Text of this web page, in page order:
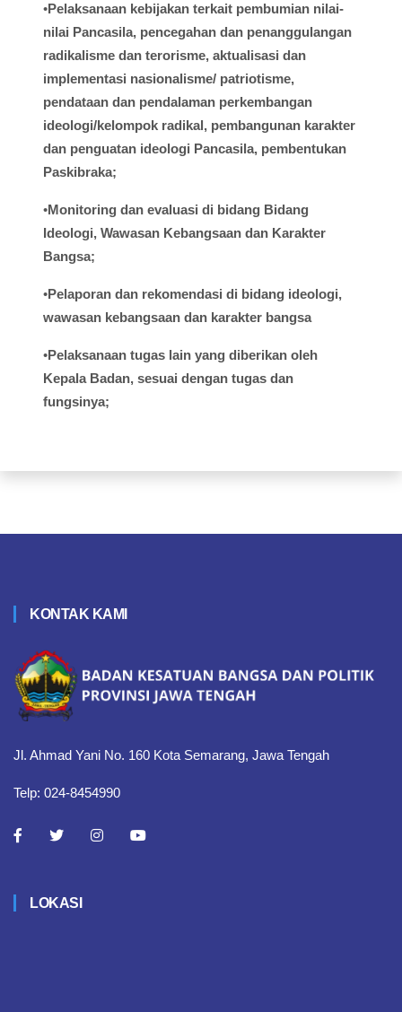
•Pelaksanaan kebijakan terkait pembumian nilai-
nilai Pancasila, pencegahan dan penanggulangan
radikalisme dan terorisme, aktualisasi dan
implementasi nasionalisme/ patriotisme,
pendataan dan pendalaman perkembangan
ideologi/kelompok radikal, pembangunan karakter
dan penguatan ideologi Pancasila, pembentukan
Paskibraka;
•Monitoring dan evaluasi di bidang Bidang
Ideologi, Wawasan Kebangsaan dan Karakter
Bangsa;
•Pelaporan dan rekomendasi di bidang ideologi,
wawasan kebangsaan dan karakter bangsa
•Pelaksanaan tugas lain yang diberikan oleh
KepalaBadan, sesuai dengan tugas dan
fungsinya;
KONTAK KAMI
Jl. Ahmad Yani No. 160 Kota Semarang, Jawa Tengah
Telp: 024-8454990
LOKASI